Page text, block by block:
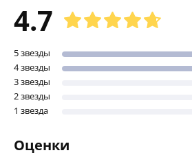
4.7
5 звезды
4 звезды
3 звезды
2 звезды
1 звезда
Оценки